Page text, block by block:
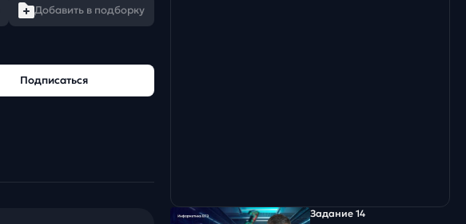
Добавить в подборку
Подписаться
Задание 14